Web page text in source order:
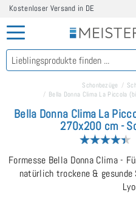
Kostenloser Versand in DE
Schonbezüge
Bella Donna Clima La Piccola
Bella Donna Clima La
270x200 cm -
Formesse Bella Donna Clima -
natürlich trockene & gesunde